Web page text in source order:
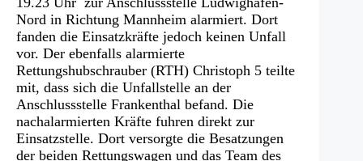
Nord in Richtung Mannheim alarmiert. Dort
fanden die Einsatzkräfte jedoch keinen Unfall
vor. Der ebenfalls alarmierte
Rettungshubschrauber (RTH) Christoph 5 teilte
mit, dass sich die Unfallstelle an der
Anschlussstelle Frankenthal befand. Die
nachalarmierten Kräfte fuhren direkt zur
Einsatzstelle. Dort versorgte die Besatzungen
der beiden Rettungswagen und das Team des